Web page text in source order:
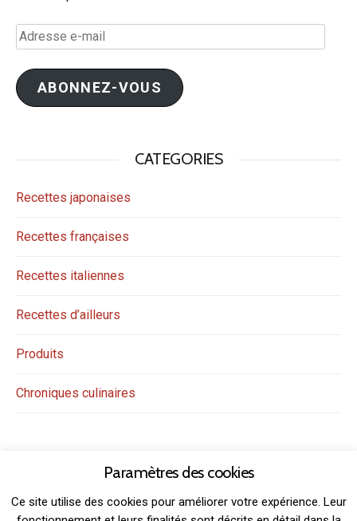
Adresse
e-
mail
ABONNEZ-VOUS
CATEGORIES
Recettes japonaises
Recettes françaises
Recettes italiennes
Recettes d’ailleurs
Produits
Chroniques culinaires
Paramètres des cookies
Ce site utilise des cookies pour améliorer votre expérience. Leur